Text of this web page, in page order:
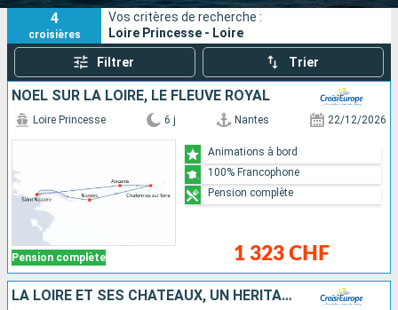
Rechercher
4
croisières
Vos critères de recherche :
Loire Princesse - Loire
Filtrer Trier
NOËL SUR LA LOIRE, LE FLEUVE ROYAL
Pension complète
Loire Princesse 6 j Nantes 22/12/2026
1 323 CHF
Animations à bord
100% Francophone
Pension complète
LA LOIRE ET SES CHÂTEAUX, UN HÉRITAGE ROYAL